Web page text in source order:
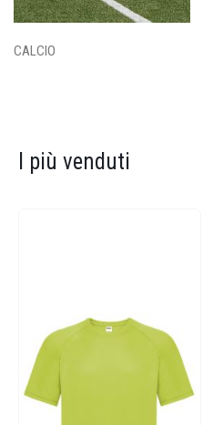
CALCIO
I più venduti